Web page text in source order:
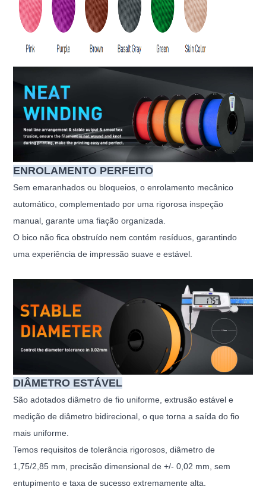
ENROLAMENTO PERFEITO
Sem emaranhados ou bloqueios, o enrolamento mecânico
automático, complementado por uma rigorosa inspeção
manual, garante uma fiação organizada.
O bico não fica obstruído nem contém resíduos, garantindo
uma experiência de impressão suave e estável.
DIÂMETRO ESTÁVEL
São adotados diâmetro de fio uniforme, extrusão estável e
medição de diâmetro bidirecional, o que torna a saída do fio
mais uniforme.
Temos requisitos de tolerância rigorosos, diâmetro de
1,75/2,85 mm, precisão dimensional de +/- 0,02 mm, sem
entupimento e taxa de sucesso extremamente alta.